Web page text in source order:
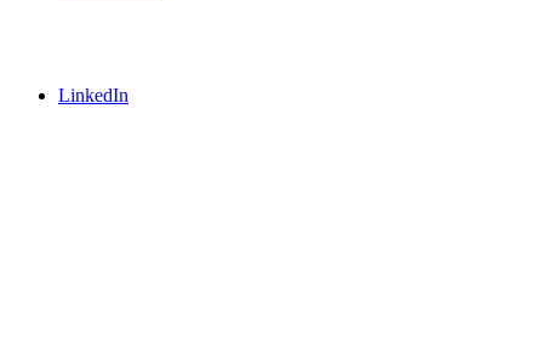
LinkedIn